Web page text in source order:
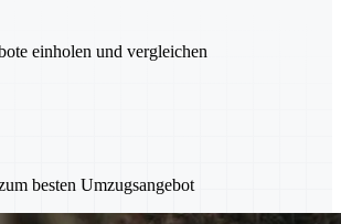
einholen und vergleichen
besten Umzugsangebot